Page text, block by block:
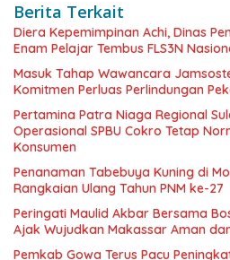
Berita Terkait
Diera Kepemimpinan Achi, Dinas
Enam Pelajar Tembus FLS3N
Masuk Tahap Wawancara
Komitmen Perluas Perlindungan
Pertamina Patra Niaga Regional
Operasional SPBU Cokro Tetap
Konsumen
Penanaman Tabebuya Kuning di
Rangkaian Ulang Tahun PNM ke-27
Peringati Maulid Akbar Bersama
Ajak Wujudkan Makassar Aman
Pemkab Gowa Terus Pacu